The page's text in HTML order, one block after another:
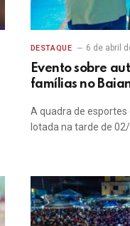
DESTAQUE 6 de abril
Evento sobre
famílias no
A quadra de esportes
lotada na tarde de